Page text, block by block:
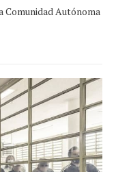
Comunidad Autónoma